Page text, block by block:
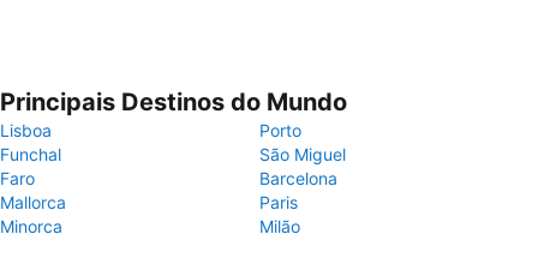
Principais Destinos do Mundo
Lisboa
Porto
Funchal
São Miguel
Faro
Barcelona
Mallorca
Paris
Minorca
Milão